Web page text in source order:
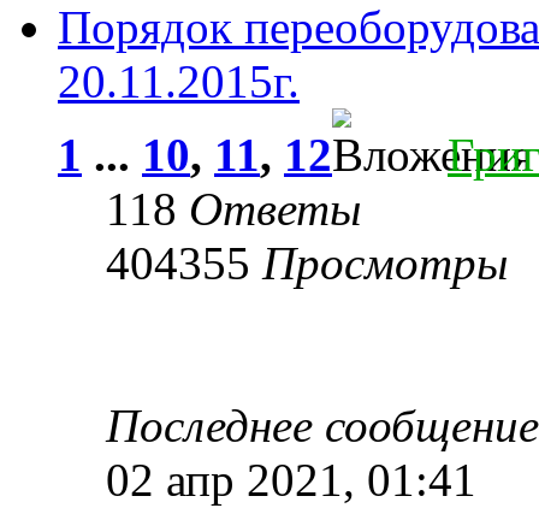
Порядок
20.11.2015г.
1 ... 10, 11, 12
118 Ответы
404355 Просмотры
Последнее
02 апр 2021, 01:41